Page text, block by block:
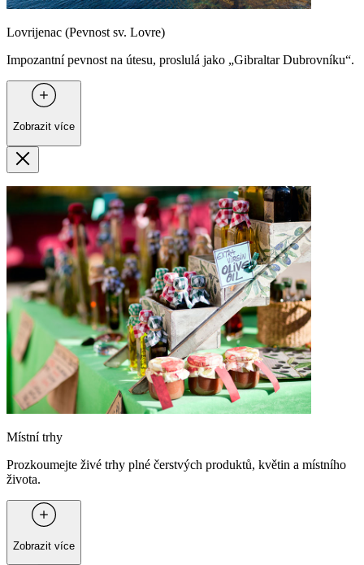
Lovrijenac (Pevnost sv. Lovre)
Impozantní pevnost na útesu, proslulá jako „Gibraltar Dubrovníku“.
Zobrazit více
Místní trhy
Prozkoumejte živé trhy plné čerstvých produktů, květin a místního
života.
Zobrazit více